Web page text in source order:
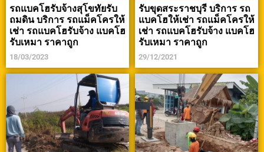
รถแบคโฮรับจ้างสุโขทัยรับ
ถมดิน บริการ รถแม็คโครให้
เช่า รถแบคโฮรับจ้าง แบคโฮ
รับเหมา ราคาถูก
18/03/2023
รับขุดสระราชบุรี บริการ รถ
แบคโฮให้เช่า รถแม็คโครให้
เช่า รถแบคโฮรับจ้าง แบคโฮ
รับเหมา ราคาถูก
29/12/2021